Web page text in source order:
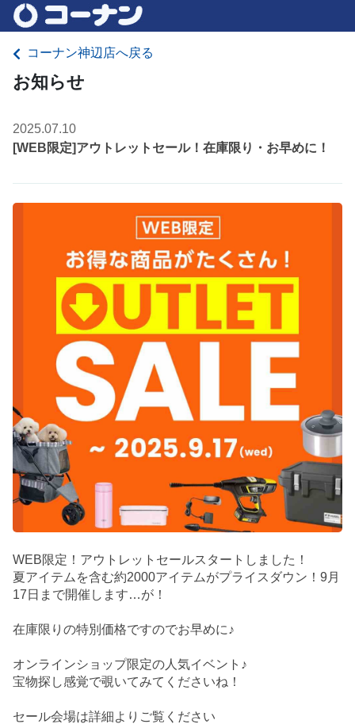
コーナン神辺店へ戻る
お知らせ
2025.07.10
[WEB限定]アウトレットセール！在庫限り・お早めに！
WEB限定！アウトレットセールスタートしました！
夏アイテムを含む約2000アイテムがプライスダウン！9月
17日まで開催します…が！
在庫限りの特別価格ですのでお早めに♪
オンラインショップ限定の人気イベント♪
宝物探し感覚で覗いてみてくださいね！
セール会場は詳細よりご覧ください